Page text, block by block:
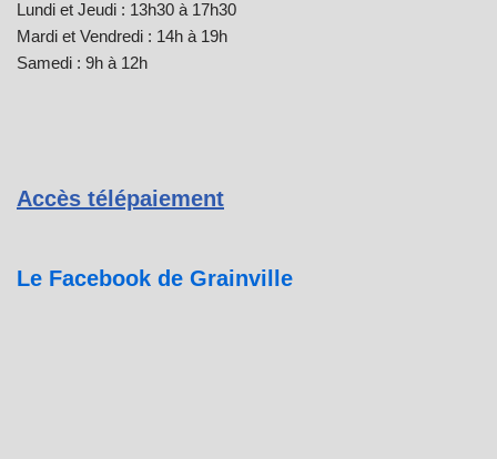
Lundi et Jeudi : 13h30 à 17h30
Mardi et Vendredi : 14h à 19h
Samedi : 9h à 12h
Accès télépaiement
Le Facebook de Grainville